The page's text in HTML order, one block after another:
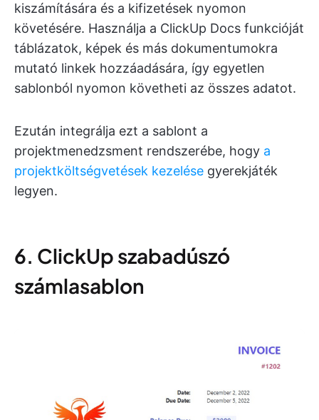
kiszámítására és a kifizetések nyomon
követésére. Használja a ClickUp Docs funkcióját
táblázatok, képek és más dokumentumokra
mutató linkek hozzáadására, így egyetlen
sablonból nyomon követheti az összes adatot.
Ezután integrálja ezt a sablont a
projektmenedzsment rendszerébe, hogy a
projektköltségvetések kezelése gyerekjáték
legyen.
6. ClickUp szabadúszó
számlasablon